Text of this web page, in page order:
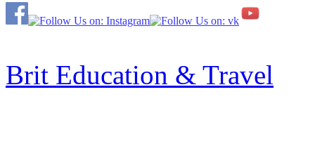
Brit Education & Travel